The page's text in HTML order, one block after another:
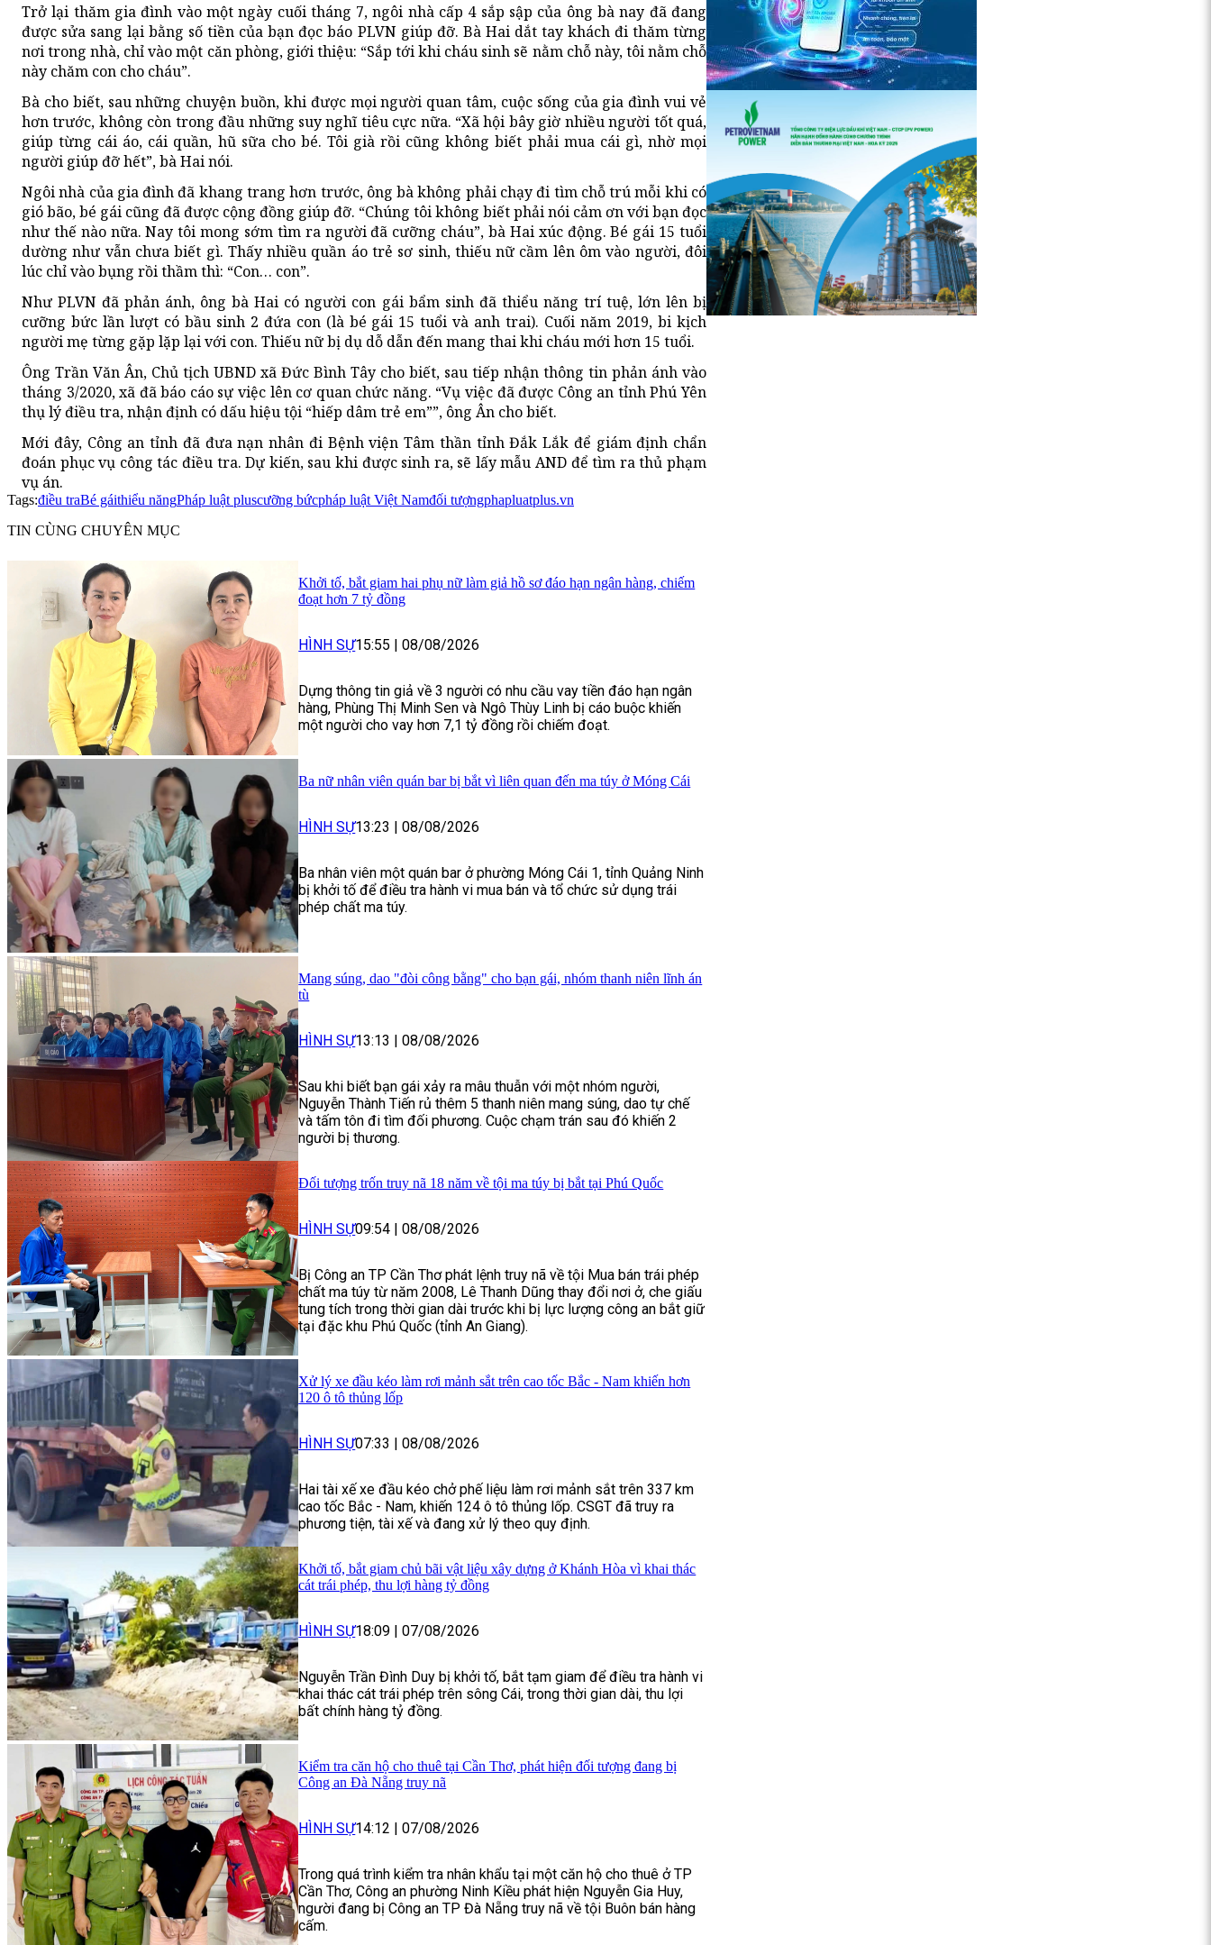
Trở lại thăm gia đình vào một ngày cuối tháng 7, ngôi nhà cấp 4 sắp sập của ông bà nay đã đang
được sửa sang lại bằng số tiền của bạn đọc báo PLVN giúp đỡ. Bà Hai dắt tay khách đi thăm từng
nơi trong nhà, chỉ vào một căn phòng, giới thiệu: “Sắp tới khi cháu sinh sẽ nằm chỗ này, tôi nằm chỗ
này chăm con cho cháu”.
Bà cho biết, sau những chuyện buồn, khi được mọi người quan tâm, cuộc sống của gia đình vui vẻ
hơn trước, không còn trong đầu những suy nghĩ tiêu cực nữa. “Xã hội bây giờ nhiều người tốt quá,
giúp từng cái áo, cái quần, hũ sữa cho bé. Tôi già rồi cũng không biết phải mua cái gì, nhờ mọi
người giúp đỡ hết”, bà Hai nói.
Ngôi nhà của gia đình đã khang trang hơn trước, ông bà không phải chạy đi tìm chỗ trú mỗi khi có
gió bão, bé gái cũng đã được cộng đồng giúp đỡ. “Chúng tôi không biết phải nói cảm ơn với bạn đọc
như thế nào nữa. Nay tôi mong sớm tìm ra người đã cưỡng cháu”, bà Hai xúc động. Bé gái 15 tuổi
dường như vẫn chưa biết gì. Thấy nhiều quần áo trẻ sơ sinh, thiếu nữ cầm lên ôm vào người, đôi
lúc chỉ vào bụng rồi thầm thì: “Con… con”.
Như PLVN đã phản ánh, ông bà Hai có người con gái bẩm sinh đã thiểu năng trí tuệ, lớn lên bị
cưỡng bức lần lượt có bầu sinh 2 đứa con (là bé gái 15 tuổi và anh trai). Cuối năm 2019, bi kịch
người mẹ từng gặp lặp lại với con. Thiếu nữ bị dụ dỗ dẫn đến mang thai khi cháu mới hơn 15 tuổi.
Ông Trần Văn Ân, Chủ tịch UBND xã Đức Bình Tây cho biết, sau tiếp nhận thông tin phản ánh vào
tháng 3/2020, xã đã báo cáo sự việc lên cơ quan chức năng. “Vụ việc đã được Công an tỉnh Phú Yên
thụ lý điều tra, nhận định có dấu hiệu tội “hiếp dâm trẻ em””, ông Ân cho biết.
Mới đây, Công an tỉnh đã đưa nạn nhân đi Bệnh viện Tâm thần tỉnh Đắk Lắk để giám định chẩn
đoán phục vụ công tác điều tra. Dự kiến, sau khi được sinh ra, sẽ lấy mẫu AND để tìm ra thủ phạm
vụ án.
Tags:điều traBé gáithiểu năngPháp luật pluscưỡng bứcpháp luật Việt Namđối tượngphapluatplus.vn
TIN CÙNG CHUYÊN MỤC
Khởi tố, bắt giam hai phụ nữ làm giả hồ sơ đáo hạn ngân hàng, chiếm
đoạt hơn 7 tỷ đồng
HÌNH SỰ15:55 08/08/2026
Dựng thông tin giả về 3 người có nhu cầu vay tiền đáo hạn ngân
hàng, Phùng Thị Minh Sen và Ngô Thùy Linh bị cáo buộc khiến
một người cho vay hơn 7,1 tỷ đồng rồi chiếm đoạt.
Ba nữ nhân viên quán bar bị bắt vì liên quan đến ma túy ở Móng Cái
HÌNH SỰ13:23 | 08/08/2026
Ba nhân viên một quán bar ở phường Móng Cái 1, tỉnh Quảng Ninh
bị khởi tố để điều tra hành vi mua bán và tổ chức sử dụng trái
phép chất ma túy.
Mang súng, dao "đòi công bằng" cho bạn gái, nhóm thanh niên lĩnh án
tù
HÌNH SỰ13:13 08/08/2026
Sau khi biết bạn gái xảy ra mâu thuẫn với một nhóm người,
Nguyễn Thành Tiến rủ thêm 5 thanh niên mang súng, dao tự chế
và tấm tôn đi tìm đối phương. Cuộc chạm trán sau đó khiến 2
người bị thương.
Đối tượng trốn truy nã 18 năm về tội ma túy bị bắt tại Phú Quốc
HÌNH SỰ09:54 08/08/2026
Bị Công an TP Cần Thơ phát lệnh truy nã về tội Mua bán trái phép
chất ma túy từ năm 2008, Lê Thanh Dũng thay đổi nơi ở, che giấu
tung tích trong thời gian dài trước khi bị lực lượng công an bắt giữ
tại đặc khu Phú Quốc (tỉnh An Giang).
Xử lý xe đầu kéo làm rơi mảnh sắt trên cao tốc Bắc - Nam khiến hơn
120 ô tô thủng lốp
HÌNH SỰ07:33 | 08/08/2026
Hai tài xế xe đầu kéo chở phế liệu làm rơi mảnh sắt trên 337 km
cao tốc Bắc - Nam, khiến 124 ô tô thủng lốp. CSGT đã truy ra
phương tiện, tài xế và đang xử lý theo quy định.
Khởi tố, bắt giam chủ bãi vật liệu xây dựng ở Khánh Hòa vì khai thác
cát trái phép, thu lợi hàng tỷ đồng
HÌNH SỰ18:09 | 07/08/2026
Nguyễn Trần Đình Duy bị khởi tố, bắt tạm giam để điều tra hành vi
khai thác cát trái phép trên sông Cái, trong thời gian dài, thu lợi
bất chính hàng tỷ đồng.
Kiểm tra căn hộ cho thuê tại Cần Thơ, phát hiện đối tượng đang bị
Công an Đà Nẵng truy nã
HÌNH SỰ14:12 07/08/2026
Trong quá trình kiểm tra nhân khẩu tại một căn hộ cho thuê ở TP
Cần Thơ, Công an phường Ninh Kiều phát hiện Nguyễn Gia Huy,
người đang bị Công an TP Đà Nẵng truy nã về tội Buôn bán hàng
cấm.